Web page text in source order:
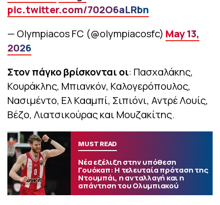
pic.twitter.com/702O6aLRbn
— Olympiacos FC (@olympiacosfc) May 13,
2026
Στον πάγκο βρίσκονται οι: Πασχαλάκης,
Κουράκλης, Μπιανκόν, Καλογερόπουλος,
Νασιμέντο, Ελ Κααμπί, Σιπιόνι, Αντρέ Λουίς,
Βέζο, Λιατσικούρας και Μουζακίτης.
MUST READ
Νέα εξέλιξη στην υπόθεση
Γουόκαπ: Η τελευταία πρόταση της
Ντουμπάι, η ανταλλαγή και η
απάντηση του Ολυμπιακού